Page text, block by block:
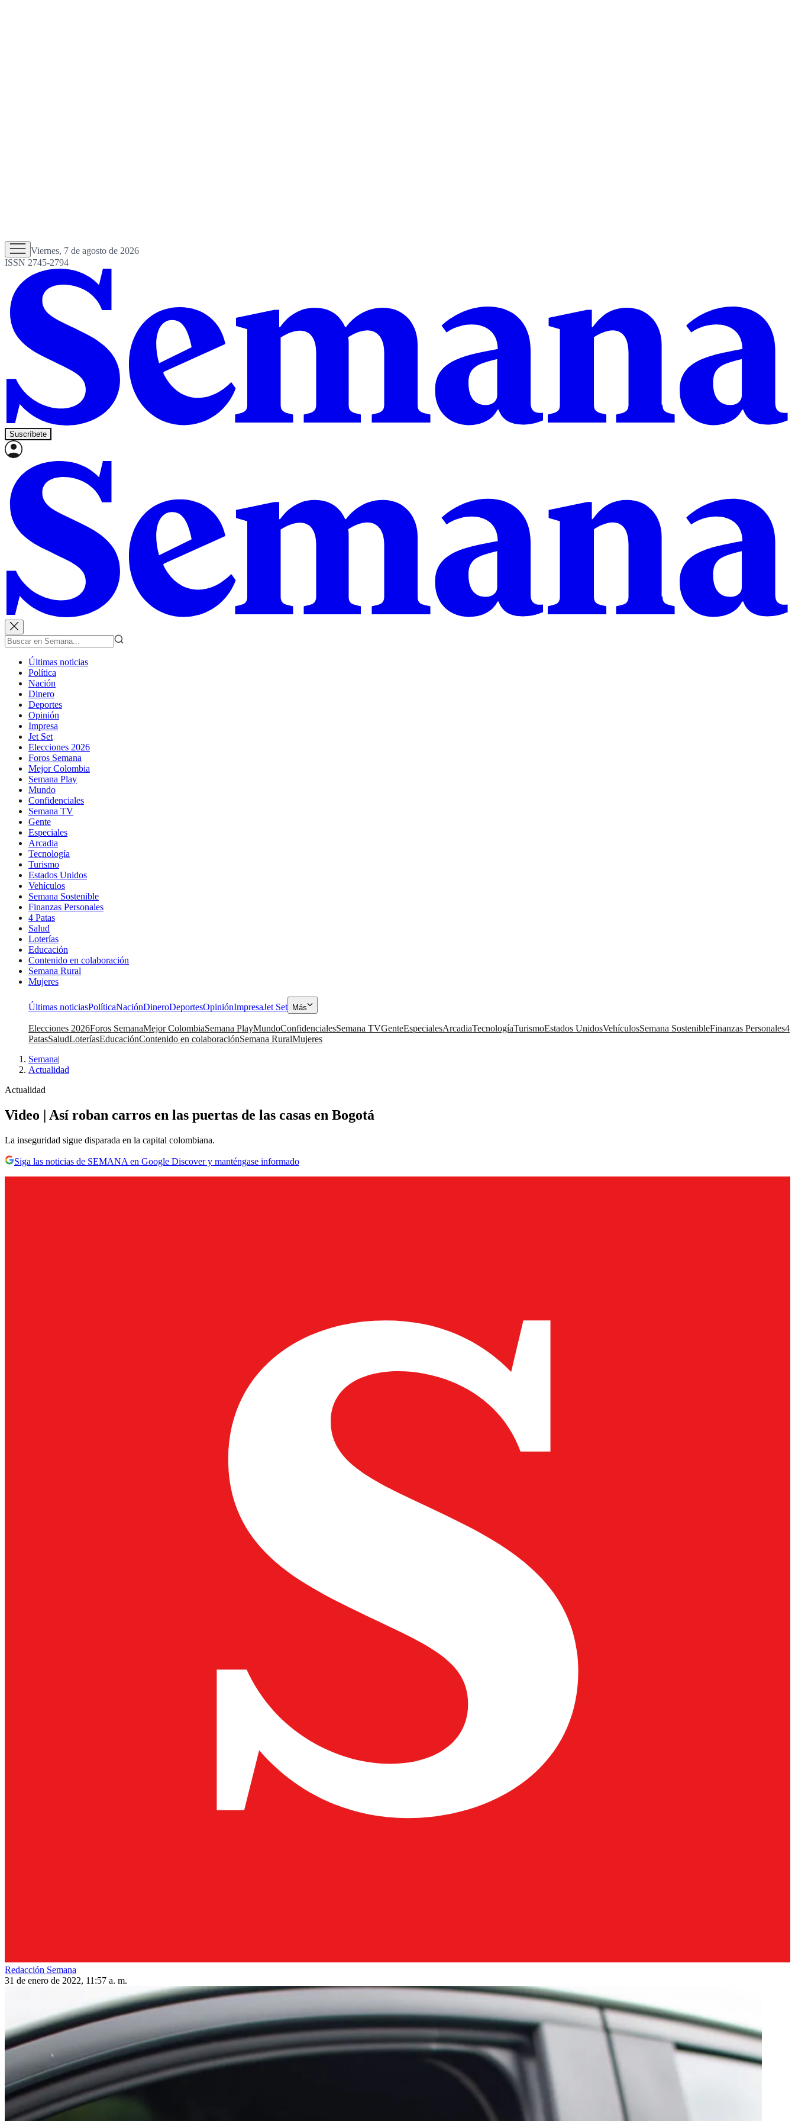
Viernes, 7 de agosto de 2026
ISSN 2745-2794
Suscríbete
Últimas noticias
Política
Nación
Dinero
Deportes
Opinión
Impresa
Jet Set
Elecciones 2026
Foros Semana
Mejor Colombia
Semana Play
Mundo
Confidenciales
Semana TV
Gente
Especiales
Arcadia
Tecnología
Turismo
Estados Unidos
Vehículos
Semana Sostenible
Finanzas Personales
4 Patas
Salud
Loterías
Educación
Contenido en colaboración
Semana Rural
Mujeres
Últimas noticiasPolíticaNaciónDineroDeportesOpiniónImpresaJet Set Más
Elecciones 2026Foros SemanaMejor ColombiaSemana PlayMundoConfidencialesSemana TVGenteEspecialesArcadiaTecnologíaTurismoEstados UnidosVehículosSemana SostenibleFinanzas Personales4
PatasSaludLoteríasEducaciónContenido en colaboraciónSemana RuralMujeres
Semana|
Actualidad
Actualidad
Video | Así roban carros en las puertas de las casas en Bogotá
La inseguridad sigue disparada en la capital colombiana.
Siga las noticias de SEMANA en Google Discover y manténgase informado
Redacción Semana
31 de enero de 2022, 11:57 a. m.